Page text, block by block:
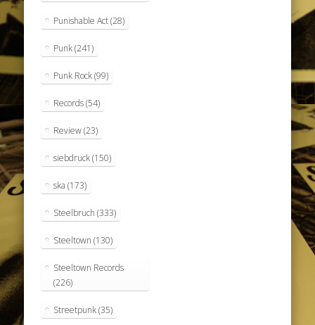
Punishable Act(28)
Punk(241)
Punk Rock(99)
Records(54)
Review(23)
siebdruck(150)
ska (173)
Steelbruch (333)
Steeltown (130)
Steeltown Records
(226)
Streetpunk(35)